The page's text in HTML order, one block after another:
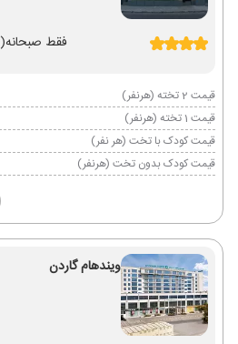
فقط صبحانه(BB)
قیمت 2 تخته (هرنفر)
قیمت 1 تخته (هرنفر)
قیمت کودک با تخت (هر نفر)
قیمت کودک بدون تخت (هرنفر)
ویندهام گاردن